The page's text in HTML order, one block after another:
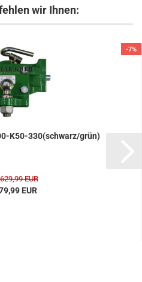
wir Ihnen:
-7%
​​K50-​330(schwarz/grün)
EUR
EUR